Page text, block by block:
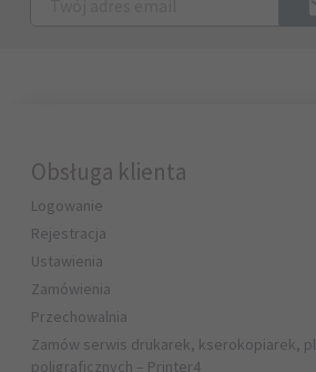
Obsługa klienta
Logowanie
Rejestracja
Ustawienia
Zamówienia
Przechowalnia
Zamów serwis drukarek, kserokopiarek,
poligraficznych – Printer4